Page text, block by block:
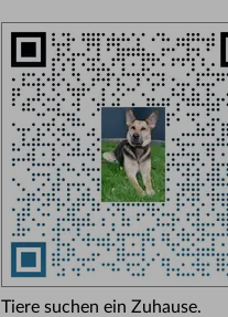
Tiere suchen ein Zuhause.